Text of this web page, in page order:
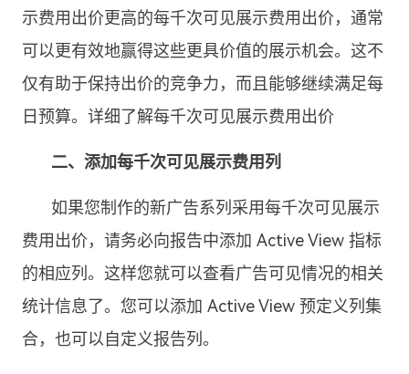
示费用出价更高的每千次可见展示费用出价，通常
可以更有效地赢得这些更具价值的展示机会。这不
仅有助于保持出价的竞争力，而且能够继续满足每
日预算。详细了解每千次可见展示费用出价
二、添加每千次可见展示费用列
如果您制作的新广告系列采用每千次可见展示
费用出价，请务必向报告中添加 Active View 指标
的相应列。这样您就可以查看广告可见情况的相关
统计信息了。您可以添加 Active View 预定义列集
合，也可以自定义报告列。